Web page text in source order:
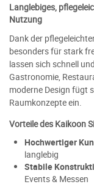
Langlebiges,
Nutzung
Dank der
besonders für stark
lassen sich schnell
Gastronomie,
moderne Design fügt
Raumkonzepte ein.
Vorteile des Kaikoon
Hochwertiger
langlebig
Stabile
Events & Messen